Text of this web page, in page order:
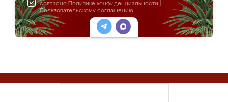
согласно Политике конфиденциальности
Пользовательскому соглашению